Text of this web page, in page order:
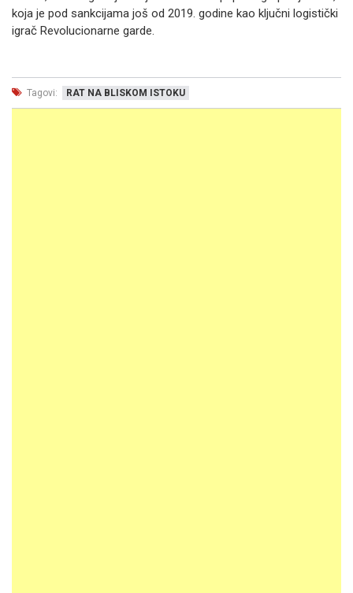
koja je pod sankcijama još od 2019. godine kao ključni logistički
igrač Revolucionarne garde.
Tagovi: RAT NA BLISKOM ISTOKU